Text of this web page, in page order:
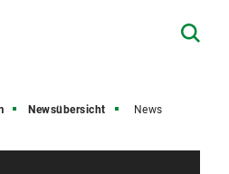
Newsübersicht News